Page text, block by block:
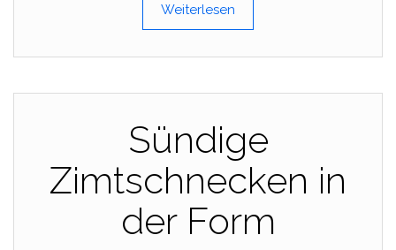
Weiterlesen
Sündige
Zimtschnecken in
der Form